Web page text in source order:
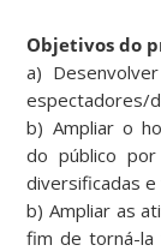
Objetivos do
a)
espectadores/
b) Ampliar o
do público
diversificadas
b) Ampliar as
fim de torná-la